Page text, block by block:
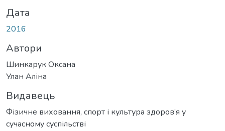
Дата
2016
Автори
Шинкарук Оксана
Улан Аліна
Видавець
Фізичне виховання, спорт і культура здоров’я у
сучасному суспільстві